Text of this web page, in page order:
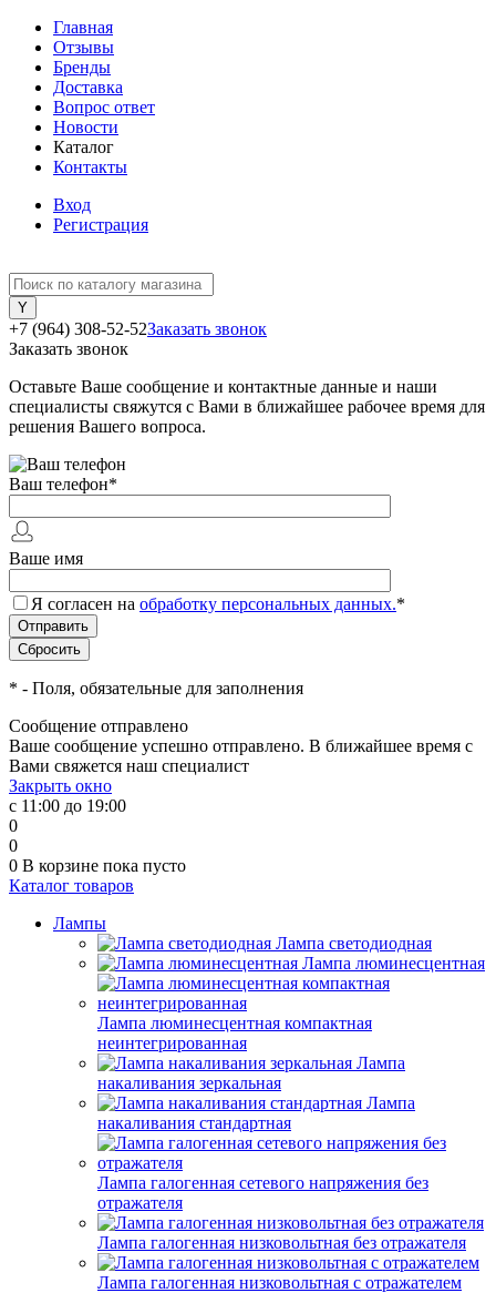
Главная
Отзывы
Бренды
Доставка
Вопрос ответ
Новости
Каталог
Контакты
Вход
Регистрация
+7 (964) 308-52-52Заказать звонок
Заказать звонок
Оставьте Ваше сообщение и контактные данные и наши
специалисты свяжутся с Вами в ближайшее рабочее время для
решения Вашего вопроса.
Ваш телефон*
Ваше имя
Я согласен на обработку персональных данных.*
* - Поля, обязательные для заполнения
Сообщение отправлено
Ваше сообщение успешно отправлено. В ближайшее время с
Вами свяжется наш специалист
Закрыть окно
с 11:00 до 19:00
0
0
0 В корзине пока пусто
Каталог товаров
Лампы
Лампа светодиодная
Лампа люминесцентная
Лампа люминесцентная компактная
неинтегрированная
Лампа
накаливания зеркальная
Лампа
накаливания стандартная
Лампа галогенная сетевого напряжения без
отражателя
Лампа галогенная низковольтная без отражателя
Лампа галогенная низковольтная с отражателем